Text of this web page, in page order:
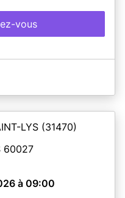
vous
LYS (31470)
60027
à 09:00